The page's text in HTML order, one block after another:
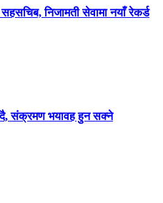
निजामती सेवामा नयाँ रेकर्ड
संक्रमण भयावह हुन सक्ने